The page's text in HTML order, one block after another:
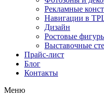
Рекламные
Навигации в
Дизайн
Ростовые
Выставочные
Прайс-лист
Блог
Контакты
Меню